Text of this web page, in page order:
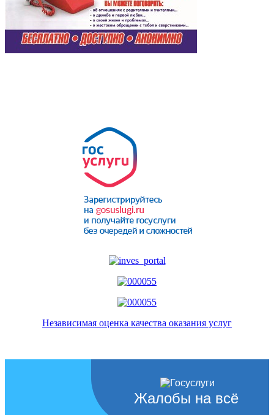
Независимая оценка качества оказания услуг
Жалобы на всё